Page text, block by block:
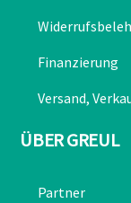
Finanzierung
Versand,
ÜBER GREUL
Partner